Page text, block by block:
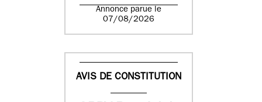
Annonce parue le
07/08/2026
AVIS DE CONSTITUTION